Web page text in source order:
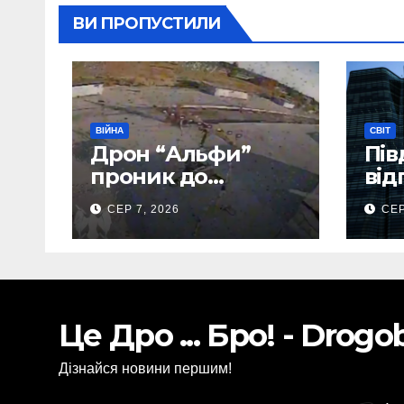
ВИ ПРОПУСТИЛИ
ВІЙНА
Дрон “Альфи”
проник до
Донецького
аеропорту та
спалив “Шахед”
СЕР 7, 2026
СВІТ
Це Дро ... Бро! -
Дізнайся новини першим!